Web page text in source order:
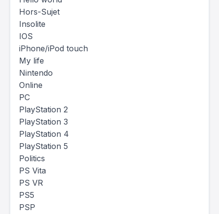
Hors-Sujet
Insolite
IOS
iPhone/iPod touch
My life
Nintendo
Online
PC
PlayStation 2
PlayStation 3
PlayStation 4
PlayStation 5
Politics
PS Vita
PS VR
PS5
PSP